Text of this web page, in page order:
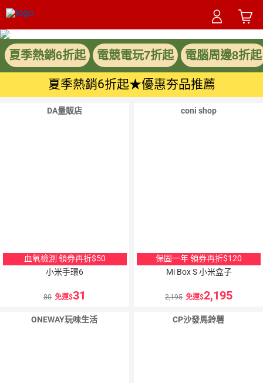
優
惠
券
夏季熱銷6折起 電競電玩7折起 電腦周邊8折起
夏季熱銷6折起★優惠夯品推薦
DA量販店
血氧檢測 領券再折$50
小米手環6
80 免運 31
coni shop
保固一年 領券再折$120
Mi Box S 小米盒子
2,195 免運 2,195
ONEWAY玩味生活 CP沙發馬鈴薯